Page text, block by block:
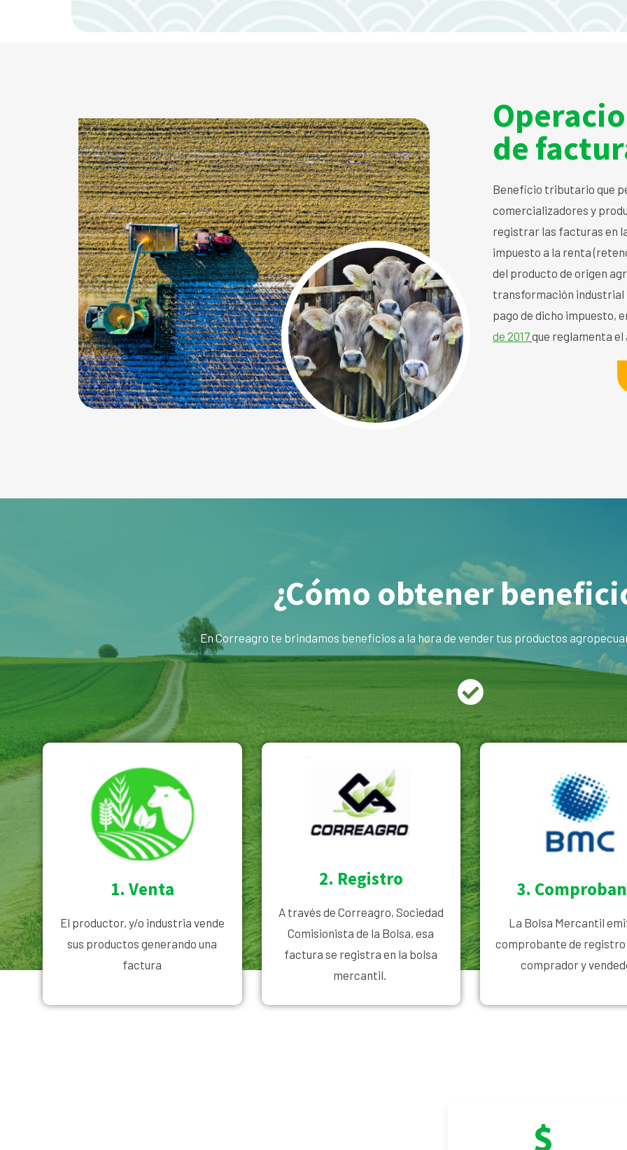
de
Beneficio tributario que
comercializadores y
registrar las facturas en
impuesto a la renta
del producto de origen
transformación industrial
pago de dicho impuesto,
de 2017que reglamenta el
¿Cómo obtener
En Correagro te brindamos beneficios a la hora de vender tus productos
1. Venta
El productor, y/o industria vende
sus productos generando una
factura
2. Registro
A través de Correagro, Sociedad
Comisionista de la Bolsa, esa
factura se registra en la bolsa
mercantil.
3.
La Bolsa Mercantil
comprobante de registro
comprador y